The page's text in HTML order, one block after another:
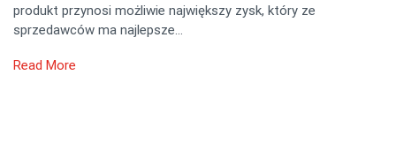
produkt przynosi możliwie największy zysk, który ze
sprzedawców ma najlepsze…
Read More